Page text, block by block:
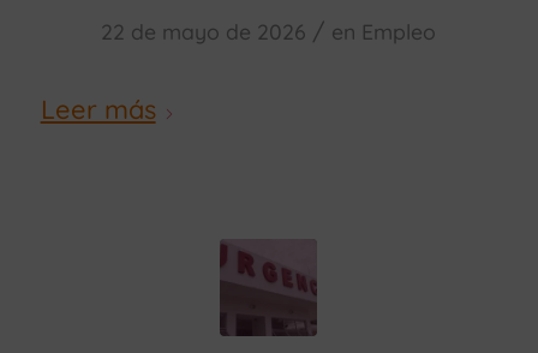
22 de mayo de 2026 / en Empleo
Leer más